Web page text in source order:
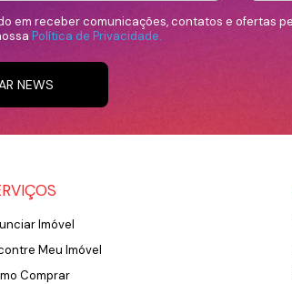
em receber comunicações, contatos e ofertas
Política de Privacidade.
NEWS
Imóvel
Meu Imóvel
Comprar